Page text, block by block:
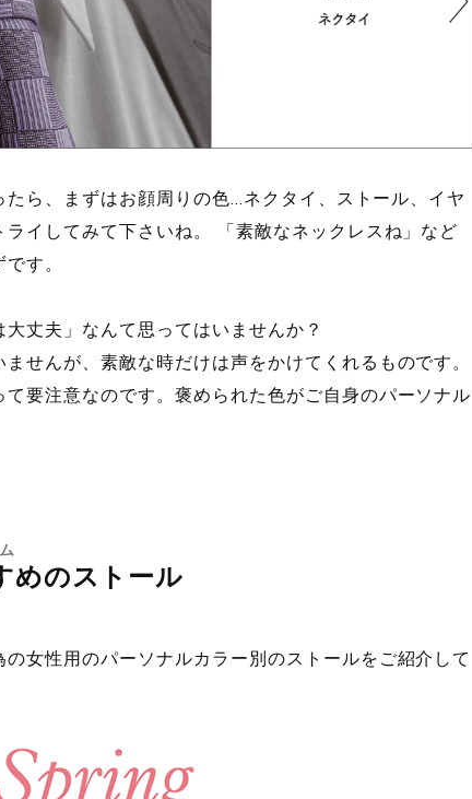
ら、まずはお顔周りの色...ネクタイ、ストール、イヤ
イしてみて下さいね。 「素敵なネックレスね」など
す。
丈夫」なんて思ってはいませんか？
せんが、素敵な時だけは声をかけてくれるものです。
要注意なのです。褒められた色がご自身のパーソナル
めのストール
女性用のパーソナルカラー別のストールをご紹介して